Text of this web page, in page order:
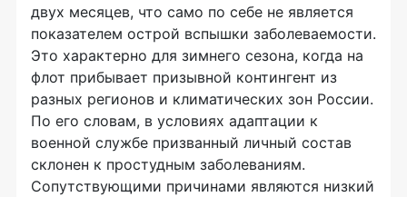
двух месяцев, что само по себе не является
показателем острой вспышки заболеваемости.
Это характерно для зимнего сезона, когда на
флот прибывает призывной контингент из
разных регионов и климатических зон России.
По его словам, в условиях адаптации к
военной службе призванный личный состав
склонен к простудным заболеваниям.
Сопутствующими причинами являются низкий